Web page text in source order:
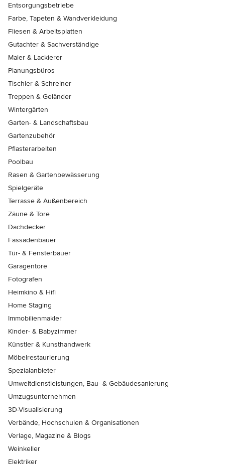
Entsorgungsbetriebe
Farbe, Tapeten & Wandverkleidung
Fliesen & Arbeitsplatten
Gutachter & Sachverständige
Maler & Lackierer
Planungsbüros
Tischler & Schreiner
Treppen & Geländer
Wintergärten
Garten- & Landschaftsbau
Gartenzubehör
Pflasterarbeiten
Poolbau
Rasen & Gartenbewässerung
Spielgeräte
Terrasse & Außenbereich
Zäune & Tore
Dachdecker
Fassadenbauer
Tür- & Fensterbauer
Garagentore
Fotografen
Heimkino & Hifi
Home Staging
Immobilienmakler
Kinder- & Babyzimmer
Künstler & Kunsthandwerk
Möbelrestaurierung
Spezialanbieter
Umweltdienstleistungen, Bau- & Gebäudesanierung
Umzugsunternehmen
3D-Visualisierung
Verbände, Hochschulen & Organisationen
Verlage, Magazine & Blogs
Weinkeller
Elektriker